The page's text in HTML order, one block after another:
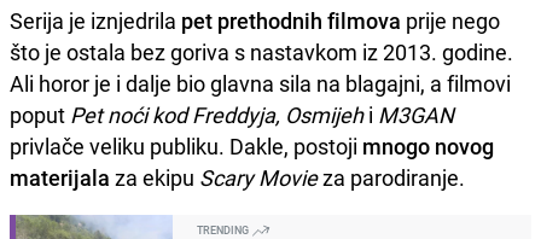
Serija je iznjedrila pet prethodnih filmova prije nego
što je ostala bez goriva s nastavkom iz 2013. godine.
Ali horor je i dalje bio glavna sila na blagajni, a filmovi
poput Pet noći kod Freddyja, Osmijehi M3GAN
privlače veliku publiku. Dakle, postoji mnogo novog
materijala za ekipu Scary Movieza parodiranje.
TRENDING